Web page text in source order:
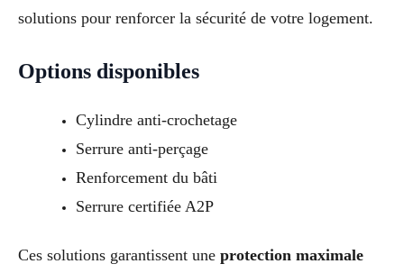
solutions pour renforcer la sécurité de votre logement.
Options disponibles
Cylindre anti-crochetage
Serrure anti-perçage
Renforcement du bâti
Serrure certifiée A2P
Ces solutions garantissent une protection maximale